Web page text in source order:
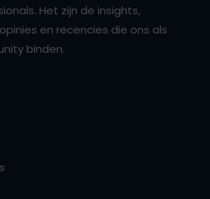
Het zijn de insights,
en recencies die ons als
binden.